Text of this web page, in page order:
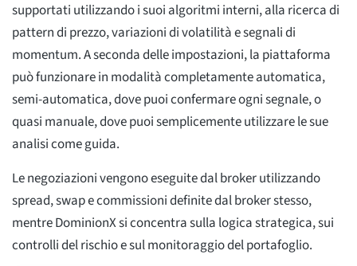
supportati utilizzando i suoi algoritmi interni, alla ricerca di
pattern di prezzo, variazioni di volatilità e segnali di
momentum. A seconda delle impostazioni, la piattaforma
può funzionare in modalità completamente automatica,
semi-automatica, dove puoi confermare ogni segnale, o
quasi manuale, dove puoi semplicemente utilizzare le sue
analisi come guida.
Le negoziazioni vengono eseguite dal broker utilizzando
spread, swap e commissioni definite dal broker stesso,
mentre DominionX si concentra sulla logica strategica, sui
controlli del rischio e sul monitoraggio del portafoglio.